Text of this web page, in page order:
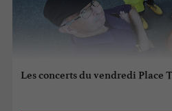
Les concerts du vendredi Place